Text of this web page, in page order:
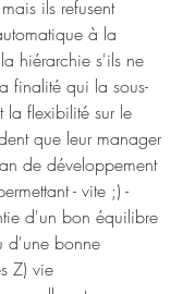
ils refusent
à la
hiérarchie s'ils ne
finalité qui la sous-
la flexibilité sur le
que leur manager
de développement
- vite ;) -
d'un bon équilibre
d'une bonne
Z) vie